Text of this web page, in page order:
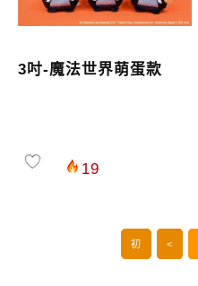
3吋-魔法世界萌蛋款
19
初 <